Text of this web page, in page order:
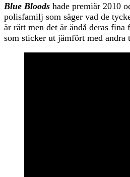
Blue Bloods hade premiär 2010
polisfamilj som säger vad de
är rätt men det är ändå deras
som sticker ut jämfört med andra